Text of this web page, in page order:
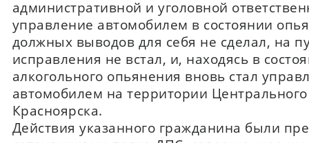
административной и уголовной
управление автомобилем в состоянии
должных выводов для себя не сделал, на
исправления не встал, и, находясь в
алкогольного опьянения вновь стал
автомобилем на территории
Красноярска.
Действия указанного гражданина были